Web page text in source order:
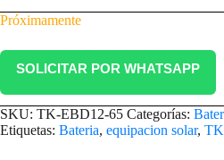
Próximamente
SOLICITAR POR WHATSAPP
SKU: TK-EBD12-65 Categorías:
Etiquetas: Bateria, equipacion solar,